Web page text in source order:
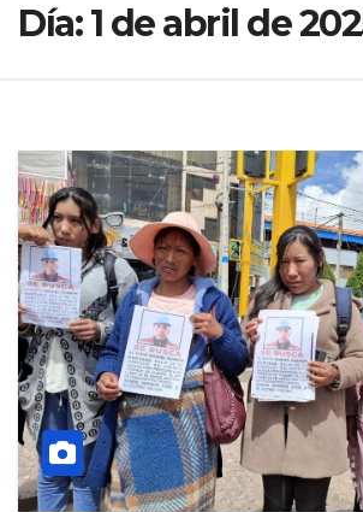
Día:1 de abril de